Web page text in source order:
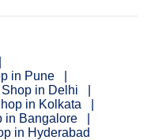
in Pune
Shop in Delhi
in Kolkata
in Bangalore
in Hyderabad